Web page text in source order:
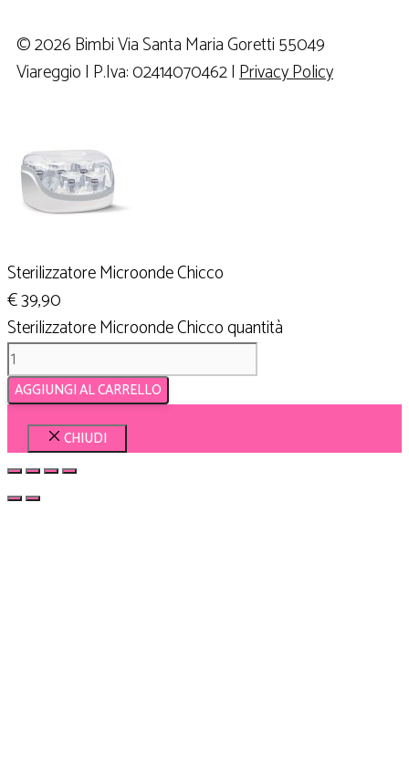
© 2026 Bimbi Via Santa Maria Goretti 55049
Viareggio | P.Iva: 02414070462 |Privacy Policy
Sterilizzatore Microonde Chicco
€39,90
Sterilizzatore Microonde Chicco quantità
AGGIUNGI AL CARRELLO
CHIUDI